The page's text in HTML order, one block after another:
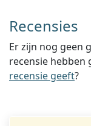
Recensies
Er zijn nog geen
recensie hebben
recensie geeft?